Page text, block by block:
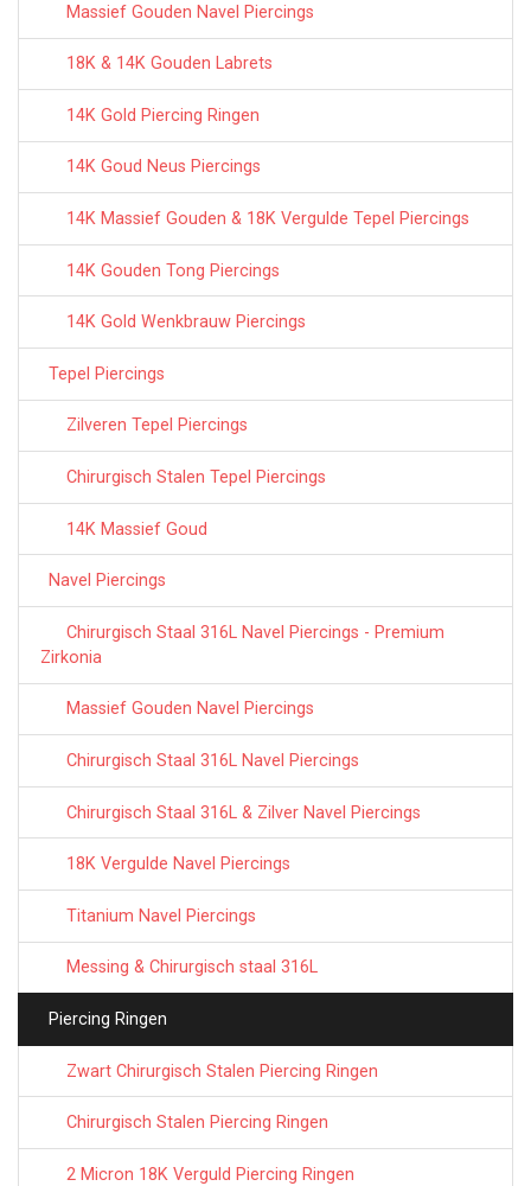
Massief Gouden Navel Piercings
18K & 14K Gouden Labrets
14K Gold Piercing Ringen
14K Goud Neus Piercings
14K Massief Gouden & 18K Vergulde Tepel Piercings
14K Gouden Tong Piercings
14K Gold Wenkbrauw Piercings
Tepel Piercings
Zilveren Tepel Piercings
Chirurgisch Stalen Tepel Piercings
14K Massief Goud
Navel Piercings
Chirurgisch Staal 316L Navel Piercings - Premium
Zirkonia
Massief Gouden Navel Piercings
Chirurgisch Staal 316L Navel Piercings
Chirurgisch Staal 316L & Zilver Navel Piercings
18K Vergulde Navel Piercings
Titanium Navel Piercings
Messing & Chirurgisch staal 316L
Piercing Ringen
Zwart Chirurgisch Stalen Piercing Ringen
Chirurgisch Stalen Piercing Ringen
2 Micron 18K Verguld Piercing Ringen